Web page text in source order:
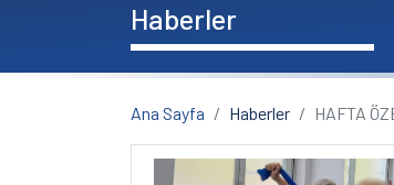
Haberler
Ana Sayfa Haberler HAFTA